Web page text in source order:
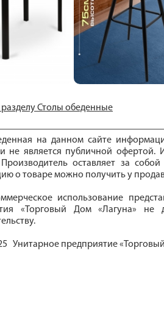
Столы обеденные
на данном сайте
не является публичной офертой.
оставляет за
о товаре можно получить у
использование
«Торговый Дом «Лагуна» не
Унитарное предприятие